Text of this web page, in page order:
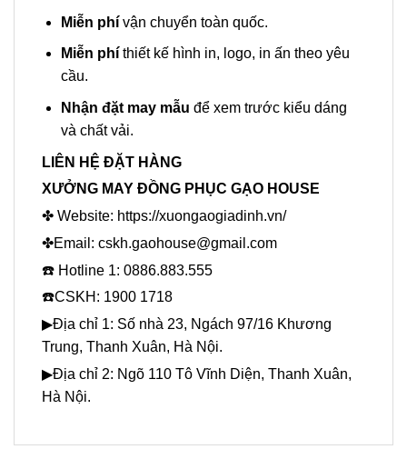
Miễn phí vận chuyển toàn quốc.
Miễn phíthiết kế hình in, logo, in ấn theo yêu
cầu.
Nhận đặt may mẫu để xem trước kiểu dáng
và chất vải.
LIÊN HỆ ĐẶT HÀNG
XƯỞNG MAY ĐỒNG PHỤC GẠO HOUSE
✤ Website: https://xuongaogiadinh.vn/
✤Email: cskh.gaohouse@gmail.com
☎️ Hotline 1: 0886.883.555
☎️CSKH: 1900 1718
▶Địa chỉ 1: Số nhà 23, Ngách 97/16 Khương
Trung, Thanh Xuân, Hà Nội.
▶Địa chỉ 2: Ngõ 110 Tô Vĩnh Diện, Thanh Xuân,
Hà Nội.